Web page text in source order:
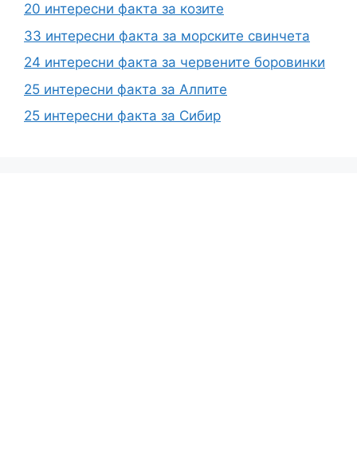
20 интересни факта за козите
33 интересни факта за морските свинчета
24 интересни факта за червените боровинки
25 интересни факта за Алпите
25 интересни факта за Сибир